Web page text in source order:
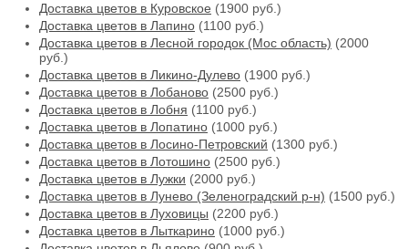
Доставка цветов в Куровское (1900 руб.)
Доставка цветов в Лапино (1100 руб.)
Доставка цветов в Лесной городок (Мос область) (2000
руб.)
Доставка цветов в Ликино-Дулево (1900 руб.)
Доставка цветов в Лобаново (2500 руб.)
Доставка цветов в Лобня (1100 руб.)
Доставка цветов в Лопатино (1000 руб.)
Доставка цветов в Лосино-Петровский (1300 руб.)
Доставка цветов в Лотошино (2500 руб.)
Доставка цветов в Лужки (2000 руб.)
Доставка цветов в Лунево (Зеленоградский р-н) (1500 руб.)
Доставка цветов в Луховицы (2200 руб.)
Доставка цветов в Лыткарино (1000 руб.)